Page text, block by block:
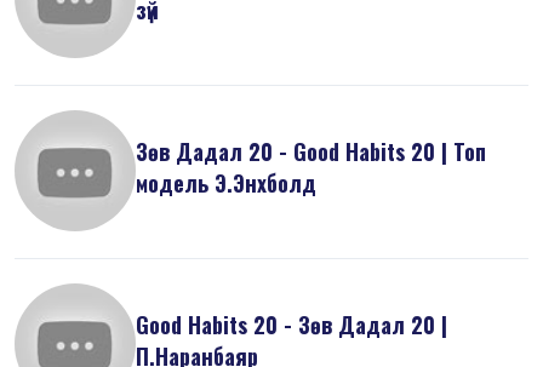
зүй
Зөв Дадал 20 - Good Habits 20 | Топ
модель Э.Энхболд
Good Habits 20 - Зөв Дадал 20 |
П.Наранбаяр